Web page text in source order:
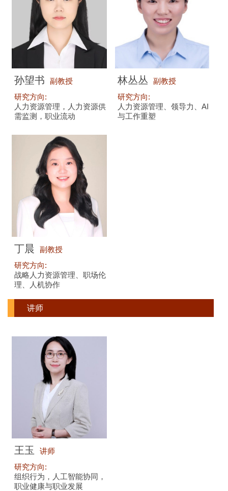
孙望书
副教授
研究方向:
人力资源管理，人力资源供
需监测，职业流动
林丛丛
副教授
研究方向:
人力资源管理、领导力、AI
与工作重塑
丁晨
副教授
研究方向:
战略人力资源管理、职场伦
理、人机协作
讲师
王玉
讲师
研究方向:
组织行为，人工智能协同，
职业健康与职业发展